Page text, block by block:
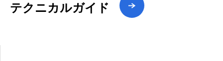
テクニカルガイド